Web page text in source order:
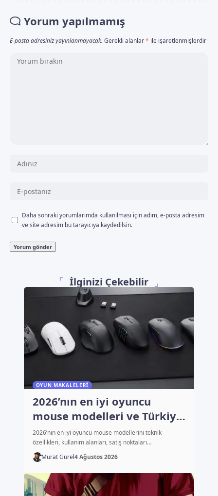
Yorum yapılmamış
E-posta adresiniz yayınlanmayacak. Gerekli alanlar* ile işaretlenmişlerdir
Daha sonraki yorumlarımda kullanılması için adım, e-posta adresim
ve site adresim bu tarayıcıya kaydedilsin.
İlginizi Çekebilir
OYUN MAKALELERI
2026’nın en iyi oyuncu
mouse modelleri ve Türkiye
fiyatları
2026’nın en iyi oyuncu mouse modellerini teknik
özellikleri, kullanım alanları, satış noktaları…
Murat Gürel4 Ağustos 2026